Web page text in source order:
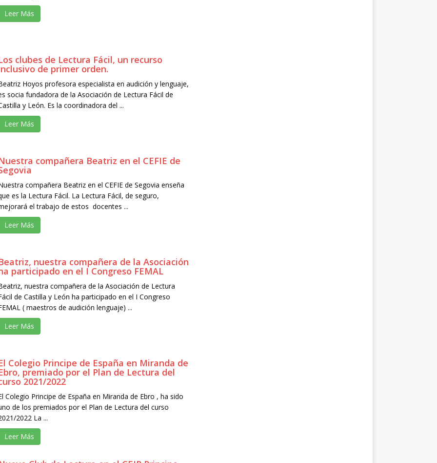
Leer Más
clubes de Lectura Fácil, un recurso
de primer orden.
Hoyos profesora especialista en audición y lenguaje,
socia fundadora de la Asociación de Lectura Fácil de
y León. Es la coordinadora del ...
Leer Más
compañera Beatriz en el CEFIE de
compañera Beatriz en el CEFIE de Segovia enseña
es la Lectura Fácil. La Lectura Fácil, de seguro,
el trabajo de estos docentes ...
Leer Más
nuestra compañera de la Asociación
participado en el I Congreso FEMAL
nuestra compañera de la Asociación de Lectura
de Castilla y León ha participado en el I Congreso
( maestros de audición lenguaje) ...
Leer Más
Colegio Principe de España en Miranda de
premiado por el Plan de Lectura del
2021/2022
Colegio Principe de España en Miranda de Ebro , ha sido
de los premiados por el Plan de Lectura del curso
2022 La ...
Leer Más